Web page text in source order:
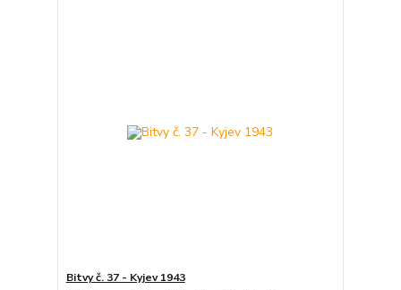
Bitvy č. 37 - Kyjev 1943